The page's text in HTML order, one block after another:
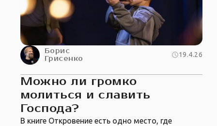
Борис
Грисенко
19.4.26
Можно ли громко
молиться и славить
Господа?
В книге Откровение есть одно место, где